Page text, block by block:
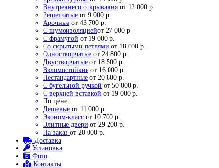
Внутреннего открывания от 12 000 р.
Решетчатые от 9 000 р.
Арочные от 43 700 р.
С шумоизоляциейот 27 000 р.
С фрамугой от 19 000 р.
Со скрытыми петлями от 18 000 р.
Одностворчатые от 24 800 р.
Двустворчатые от 18 500 р.
Взломостойкие от 16 000 р.
Нестандартные от 20 800 р.
С бугельной ручкой от 50 000 р.
С верхней вставкой от 19 000 р.
По цене
Дешевые от 11 000 р.
Эконом-класс от 10 700 р.
Элитные двери от 29 200 р.
На заказ от 20 000 р.
Доставка
Установка
Фото
Контакты